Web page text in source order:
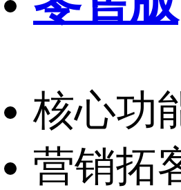
核心功
营销拓